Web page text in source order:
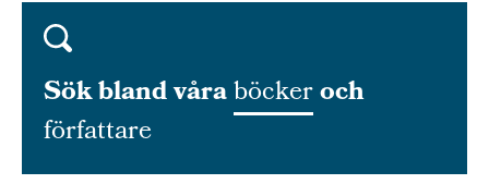
Sök bland våraböckeroch
författare